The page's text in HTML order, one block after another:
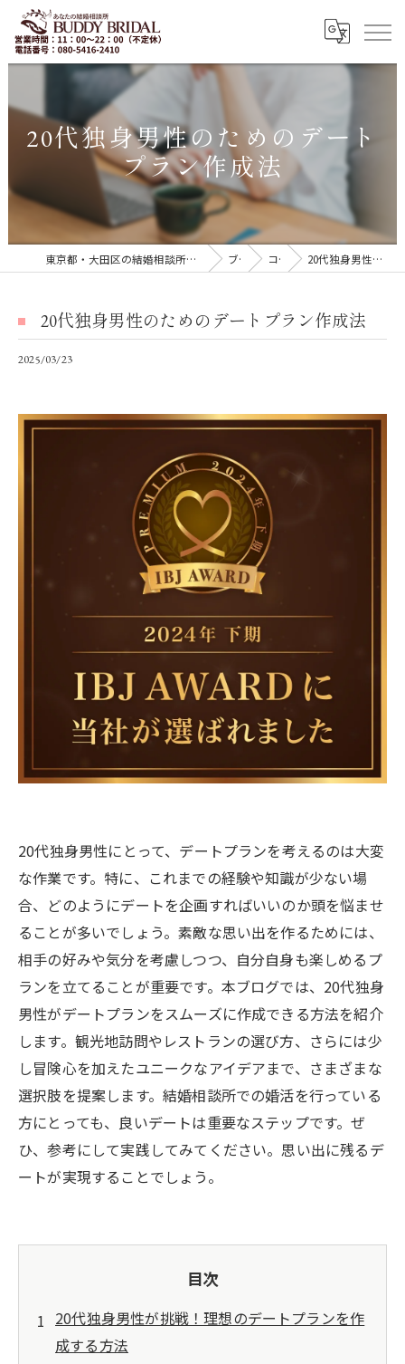
20代独身男性のためのデート
プラン作成法
東京都・大田区の結婚相談所｜再婚・20代30代の婚活なら「BUDDY BRIDAL 東京」 ブログ コラム 20代独身男性のためのデートプラン作成法
20代独身男性のためのデートプラン作成法
2025/03/23
20代独身男性にとって、デートプランを考えるのは大変
な作業です。特に、これまでの経験や知識が少ない場
合、どのようにデートを企画すればいいのか頭を悩ませ
ることが多いでしょう。素敵な思い出を作るためには、
相手の好みや気分を考慮しつつ、自分自身も楽しめるプ
ランを立てることが重要です。本ブログでは、20代独身
男性がデートプランをスムーズに作成できる方法を紹介
します。観光地訪問やレストランの選び方、さらには少
し冒険心を加えたユニークなアイデアまで、さまざまな
選択肢を提案します。結婚相談所での婚活を行っている
方にとっても、良いデートは重要なステップです。ぜ
ひ、参考にして実践してみてください。思い出に残るデ
ートが実現することでしょう。
目次
20代独身男性が挑戦！理想のデートプランを作
成する方法